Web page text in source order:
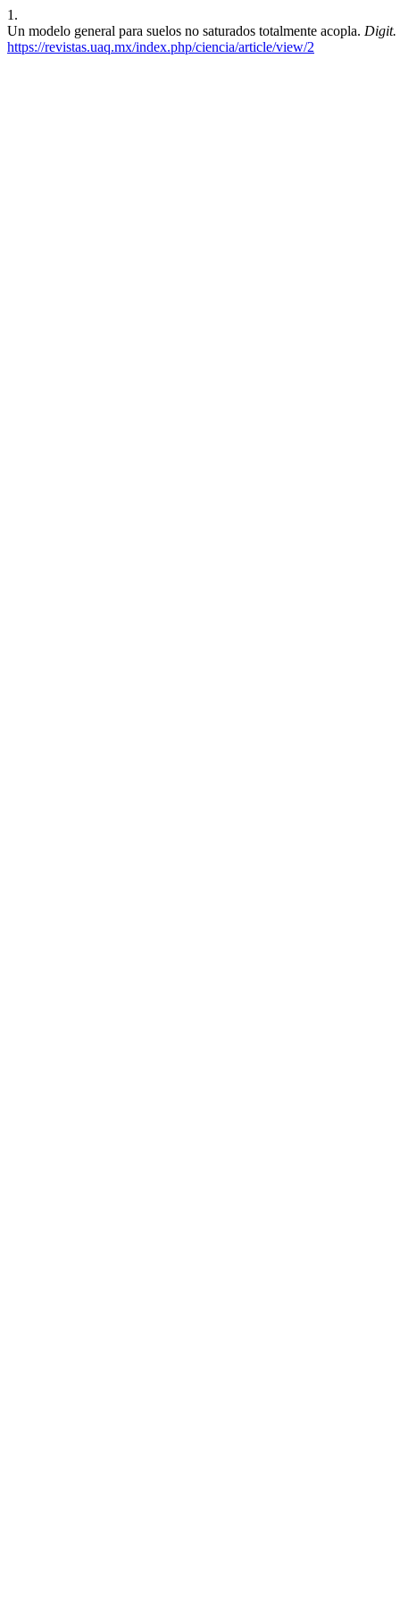
1.
Un modelo general para suelos no saturados totalmente acopla. Digit.
https://revistas.uaq.mx/index.php/ciencia/article/view/2